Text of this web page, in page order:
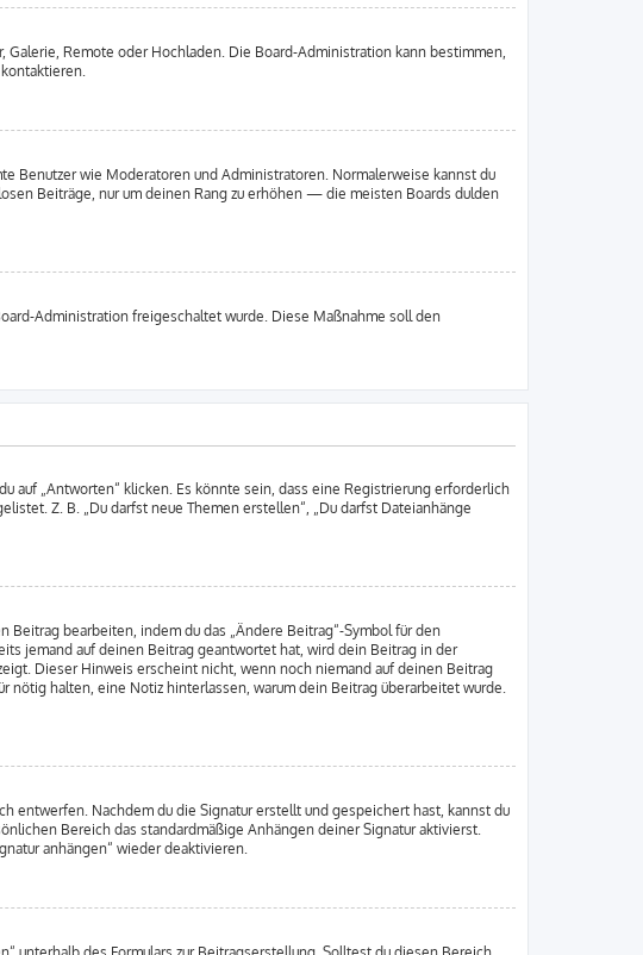
Remote oder Hochladen. Die Board-Administration kann bestimmen,
Benutzer wie Moderatoren und Administratoren. Normalerweise kannst du
Beiträge, nur um deinen Rang zu erhöhen — die meisten Boards dulden
Administration freigeschaltet wurde. Diese Maßnahme soll den
auf „Antworten“ klicken. Es könnte sein, dass eine Registrierung erforderlich
Z. B. „Du darfst neue Themen erstellen“, „Du darfst Dateianhänge
bearbeiten, indem du das „Ändere Beitrag“-Symbol für den
jemand auf deinen Beitrag geantwortet hat, wird dein Beitrag in der
Dieser Hinweis erscheint nicht, wenn noch niemand auf deinen Beitrag
halten, eine Notiz hinterlassen, warum dein Beitrag überarbeitet wurde.
entwerfen. Nachdem du die Signatur erstellt und gespeichert hast, kannst du
Bereich das standardmäßige Anhängen deiner Signatur aktivierst.
anhängen“ wieder deaktivieren.